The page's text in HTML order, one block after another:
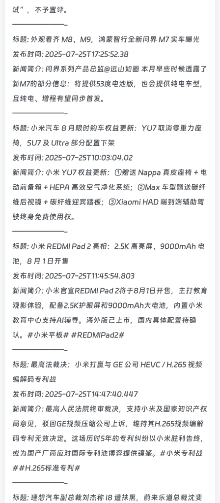
试”，不予置评。
———————-
标题: 外观看齐 M8、M9，鸿蒙智行全新问界 M7 实车曝光
发布时间: 2025-07-25T17:25:52.38
新闻简介: 问界系列产品总监@远山如画 本月早些时候透露了
新M7的部分信息：将提供53度电池版，也会提供纯电车型，
且纯电、增程有望同步首发。
———————-
标题: 小米汽车 8 月限时购车权益更新：YU7 取消零重力座
椅，SU7 及 Ultra 部分配置下架
发布时间: 2025-07-25T10:03:04.02
新闻简介: 小米 YU7 权益更新：①赠送 Nappa 真皮座椅 + 电
动前备箱 + HEPA 高效空气净化系统；②Max 车型赠送碳纤
维后视镜 + 碳纤维迎宾踏板；③Xiaomi HAD 端到端辅助驾
驶终身免费使用权。
———————-
标题: 小米 REDMI Pad 2 亮相：2.5K 高亮屏、9000mAh 电
池，8 月 1 日开售
发布时间: 2025-07-25T11:45:54.803
新闻简介: 小米官宣REDMI Pad 2将于8月1日开售，主打教育
观影体验，配备2.5K护眼屏和9000mAh大电池，内置小米
教育中心支持AI辅导。海外版已上市，国内具体配置待确
认。#小米平板# #REDMIPad2#
———————-
标题: 最高法裁决：小米打赢与 GE 公司 HEVC / H.265 视频
编解码专利战
发布时间: 2025-07-25T14:47:40.447
新闻简介: 最高人民法院终审裁决，支持小米及国家知识产权
局意见，驳回GE视频压缩公司上诉，维持其H.265视频编解
码专利无效决定。这场历时5年的专利纠纷以小米胜利告终，
或为国产厂商应对国际专利池博弈提供镜鉴。#小米专利战
##H.265标准专利#
———————-
标题: 理想汽车副总裁刘杰称 i8 遭抹黑，蔚来乐道总裁沈斐